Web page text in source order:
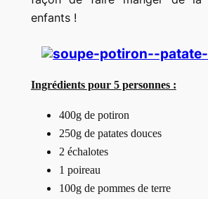
enfants !
Ingrédients pour 5 personnes :
400g de potiron
250g de patates douces
2 échalotes
1 poireau
100g de pommes de terre